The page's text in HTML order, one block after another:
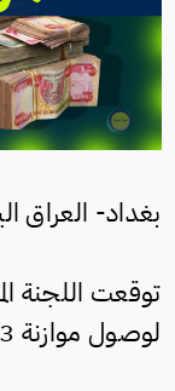
بغداد- العراق
توقعت اللجنة
لوصول موازنة 2023 إلى البرلمان والتصويت عليها.